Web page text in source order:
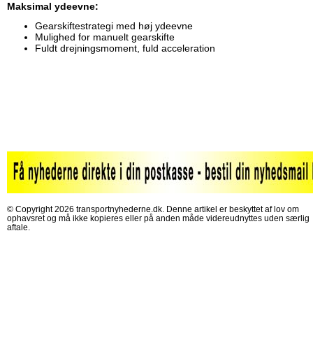
Maksimal ydeevne:
Gearskiftestrategi med høj ydeevne
Mulighed for manuelt gearskifte
Fuldt drejningsmoment, fuld acceleration
© Copyright 2026 transportnyhederne.dk. Denne artikel er beskyttet af lov om
ophavsret og må ikke kopieres eller på anden måde videreudnyttes uden særlig
aftale.